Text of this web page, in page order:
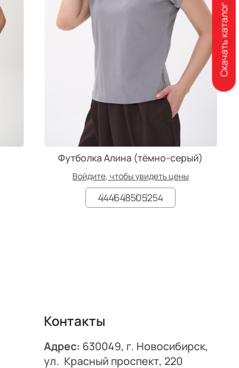
Футболка Алина (тёмно-серый)
Войдите, чтобы увидеть цены
444648505254
Контакты
Адрес: 630049, г. Новосибирск,
ул. Красный проспект, 220
Скачать каталог